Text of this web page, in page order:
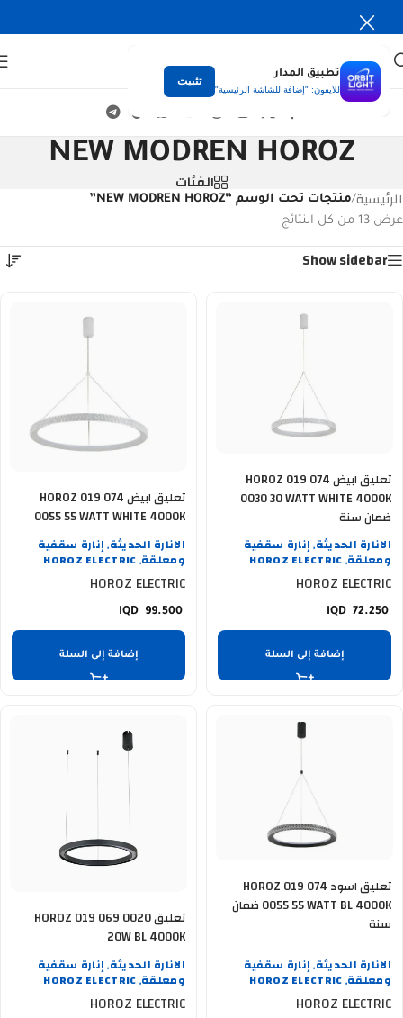
تطبيق المدار
للآيفون: "إضافة للشاشة الرئيسية"
تثبيت
NEW MODREN HOROZ
الفئات
الرئيسية/منتجات تحت الوسم “NEW MODREN HOROZ”
عرض ⁦13⁩ من كل النتائج
Show sidebar
تعليق ابيض HOROZ 019 074
0030 30 WATT WHITE 4000K
ضمان سنة
الانارة الحديثة, إنارة سقفية
ومعلقة,
HOROZ ELECTRIC
HOROZ ELECTRIC
72.250
إضافة إلى السلة
تعليق ابيض HOROZ 019 074
0055 55 WATT WHITE 4000K
ضمان سنة
الانارة الحديثة, إنارة سقفية
ومعلقة,
HOROZ ELECTRIC
HOROZ ELECTRIC
99.500
إضافة إلى السلة
تعليق اسود HOROZ 019 074
0055 55 WATT BL 4000K ضمان
سنة
الانارة الحديثة, إنارة سقفية
ومعلقة,
HOROZ ELECTRIC
HOROZ ELECTRIC
تعليق HOROZ 019 069 0020
20W BL 4000K
الانارة الحديثة, إنارة سقفية
ومعلقة,
HOROZ ELECTRIC
HOROZ ELECTRIC